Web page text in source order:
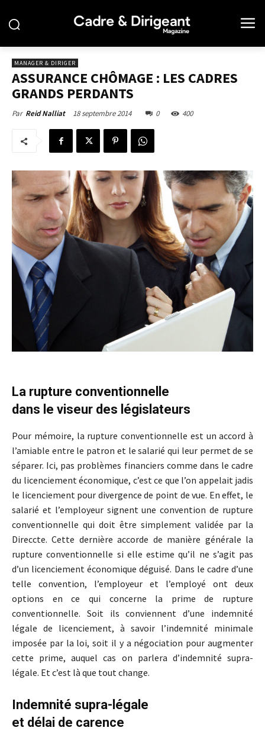
MANAGER & DIRIGER
ASSURANCE CHÔMAGE : LES CADRES
GRANDS PERDANTS
Par Reid Nalliat 18 septembre 2014 0 400
La rupture conventionnelle
dans le viseur des législateurs
Pour mémoire, la rupture conventionnelle est un accord à
l’amiable entre le patron et le salarié qui leur permet de se
séparer. Ici, pas problèmes financiers comme dans le cadre
du licenciement économique, c’est ce que l’on appelait jadis
le licenciement pour divergence de point de vue. En effet, le
salarié et l’employeur signent une convention de rupture
conventionnelle qui doit être simplement validée par la
Direccte. Cette dernière accorde de manière générale la
rupture conventionnelle si elle estime qu’il ne s’agit pas
d’un licenciement économique déguisé. Dans le cadre d’une
telle convention, l’employeur et l’employé ont deux
options en ce qui concerne la prime de rupture
conventionnelle. Soit ils conviennent d’une indemnité
légale de licenciement, à savoir l’indemnité minimale
imposée par la loi, soit il y a négociation pour augmenter
cette prime, auquel cas on parlera d’indemnité supra-
légale. Et c’est là que tout change.
Indemnité supra-légale
et délai de carence